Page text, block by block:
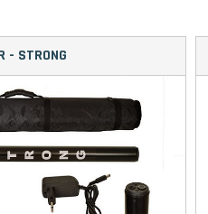
- STRONG